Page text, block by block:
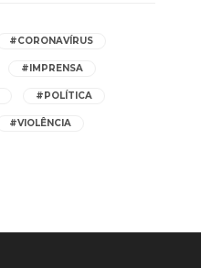
#CORONAVÍRUS
#IMPRENSA
#POLÍTICA
#VIOLÊNCIA